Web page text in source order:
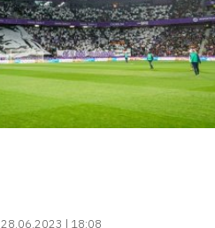
28.06.2023 | 18:08